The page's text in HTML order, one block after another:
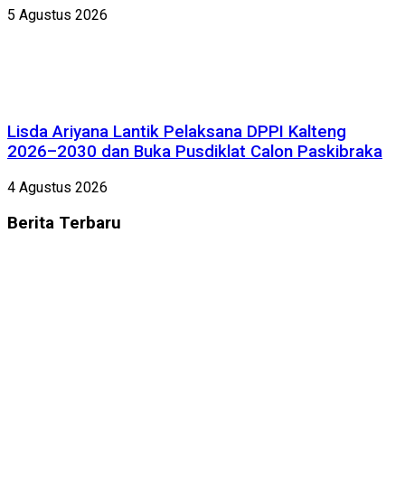
5 Agustus 2026
Lisda Ariyana Lantik Pelaksana DPPI Kalteng
2026–2030 dan Buka Pusdiklat Calon Paskibraka
4 Agustus 2026
Berita Terbaru